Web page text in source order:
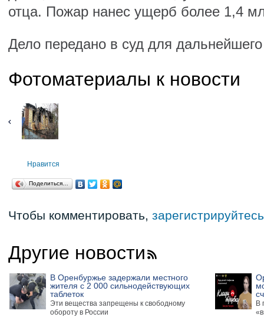
отца. Пожар нанес ущерб более 1,4
Дело передано в суд для
Фотоматериалы к новости
Нравится
Поделиться…
Чтобы комментировать, зарегистрируйтесь
Другие новости
В Оренбуржье задержали местного
жителя с 2 000 сильнодействующих
таблеток
Эти вещества запрещены к свободному
обороту в России
В